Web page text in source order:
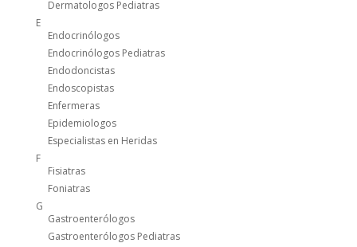
Dermatologos Pediatras
E
Endocrinólogos
Endocrinólogos Pediatras
Endodoncistas
Endoscopistas
Enfermeras
Epidemiologos
Especialistas en Heridas
F
Fisiatras
Foniatras
G
Gastroenterólogos
Gastroenterólogos Pediatras